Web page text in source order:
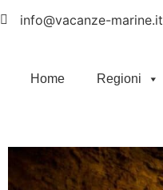
info@vacanze-marine.it
Home Regioni